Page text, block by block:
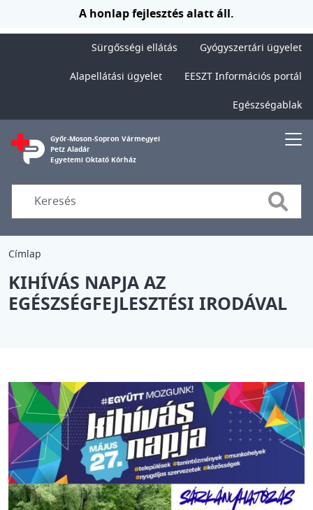
Ugrás a tartalomraA honlap fejlesztés alatt áll.
Sürgősségi ellátás
Gyógyszertári ügyelet
Alapellátási ügyelet
EESZT Információs portál
Egészségablak
Győr-Moson-Sopron Vármegyei
Petz Aladár
Egyetemi Oktató Kórház
Search
Címlap
KIHÍVÁS NAPJA AZ
EGÉSZSÉGFEJLESZTÉSI IRODÁVAL